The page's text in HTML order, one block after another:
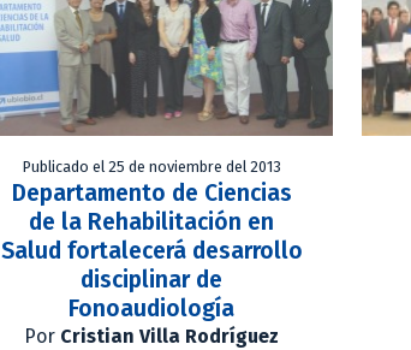
Publicado el 25 de noviembre del 2013
Departamento de Ciencias
de la Rehabilitación en
Salud fortalecerá desarrollo
disciplinar de
Fonoaudiología
Por Cristian Villa Rodríguez